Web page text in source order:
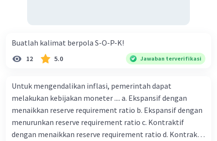
yang dilakukan dengan operasi simpan pinjam 23.
Lembaga keuangan non bank yang memiliki fungsi
sebagai penggerak investasi dengan memperhatikan dan
non bank yang bertugas mengatasi para rensumen 25.
Ciri" dari masyarakat ekonomi abad ke 21
Buatlah kalimat berpola S-O-P-K!
12 5.0 Jawaban terverifikasi
Untuk mengendalikan inflasi, pemerintah dapat
melakukan kebijakan moneter .... a. Ekspansif dengan
menaikkan reserve requirement ratio b. Ekspansif dengan
menurunkan reserve requirement ratio c. Kontraktif
dengan menaikkan reserve requirement ratio d. Kontraktif